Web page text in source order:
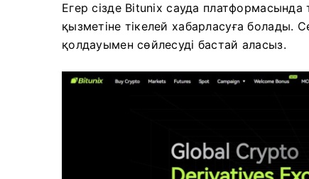
Егер сізде Bitunix сауда платформасында
қызметіне тікелей хабарласуға болады.
қолдауымен сөйлесуді бастай аласыз.